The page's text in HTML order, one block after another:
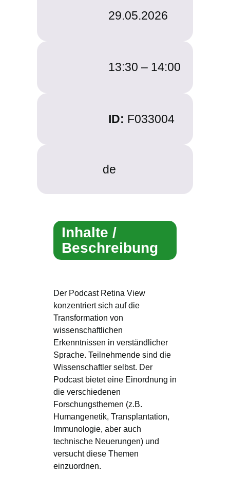
29.05.2026
13:30 – 14:00
ID: F033004
de
Inhalte /
Beschreibung
Der Podcast Retina View
konzentriert sich auf die
Transformation von
wissenschaftlichen
Erkenntnissen in verständlicher
Sprache. Teilnehmende sind die
Wissenschaftler selbst. Der
Podcast bietet eine Einordnung in
die verschiedenen
Forschungsthemen (z.B.
Humangenetik, Transplantation,
Immunologie, aber auch
technische Neuerungen) und
versucht diese Themen
einzuordnen.